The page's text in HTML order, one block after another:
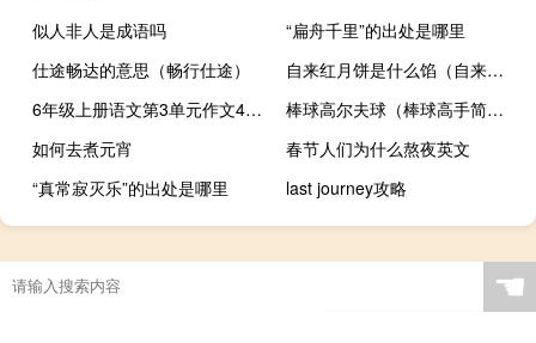
似人非人是成语吗
“扁舟千里”的出处是哪里
仕途畅达的意思（畅行仕途）
自来红月饼是什么馅（自来红）
6年级上册语文第3单元作文450字（6年级上册语文第3单元作文）
棒球高尔夫球（棒球高手简介）
如何去煮元宵
春节人们为什么熬夜英文
“真常寂灭乐”的出处是哪里
last journey攻略
☚